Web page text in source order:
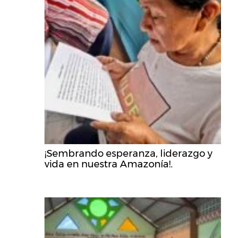
¡Sembrando esperanza, liderazgo y
vida en nuestra Amazonía!.